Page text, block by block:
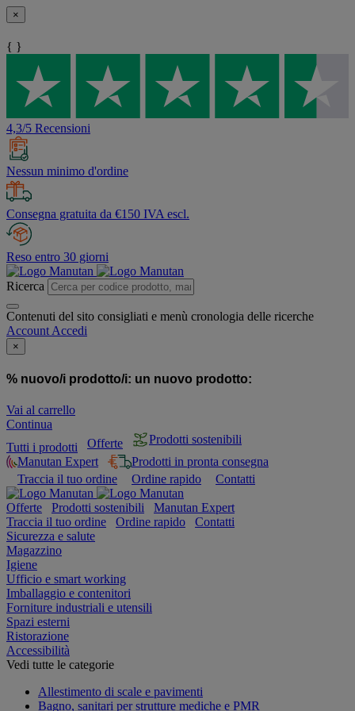
×
{ }
4,3/5 Recensioni
Nessun minimo d'ordine
Consegna gratuita da €150 IVA escl.
Reso entro 30 giorni
Ricerca
Contenuti del sito consigliati e menù cronologia delle ricerche
Account Accedi
×
% nuovo/i prodotto/i: un nuovo prodotto:
Vai al carrello
Continua
Tutti i prodotti
Offerte
Prodotti sostenibili
Manutan Expert
Prodotti in pronta consegna
Traccia il tuo ordine
Ordine rapido Contatti
Offerte Prodotti sostenibili
Manutan Expert
Traccia il tuo ordine
Ordine rapido
Contatti
Sicurezza e salute
Magazzino
Igiene
Ufficio e smart working
Imballaggio e contenitori
Forniture industriali e utensili
Spazi esterni
Ristorazione
Accessibilità
Vedi tutte le categorie
Allestimento di scale e pavimenti
Bagno, sanitari per strutture mediche e PMR